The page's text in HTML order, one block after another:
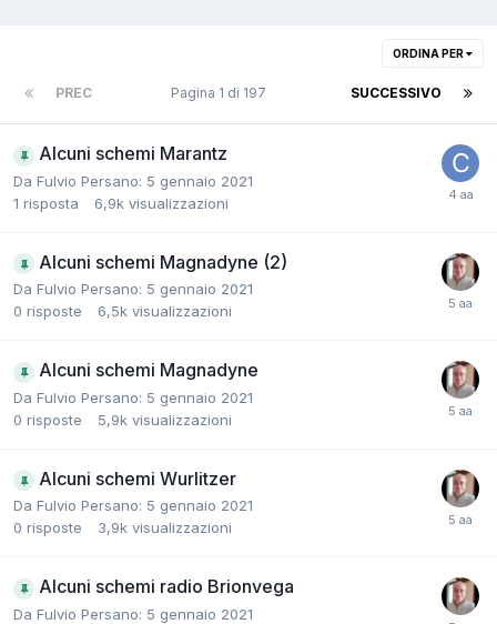
ORDINA PER
PREC SUCCESSIVO
Pagina 1 di 197
Alcuni schemi Marantz
Da Fulvio Persano: 5 gennaio 2021
1 risposta 6,9k visualizzazioni
Alcuni schemi Magnadyne (2)
Da Fulvio Persano: 5 gennaio 2021
0 risposte 6,5k visualizzazioni
Alcuni schemi Magnadyne
Da Fulvio Persano: 5 gennaio 2021
0 risposte 5,9k visualizzazioni
Alcuni schemi Wurlitzer
Da Fulvio Persano: 5 gennaio 2021
0 risposte 3,9k visualizzazioni
Alcuni schemi radio Brionvega
Da Fulvio Persano: 5 gennaio 2021